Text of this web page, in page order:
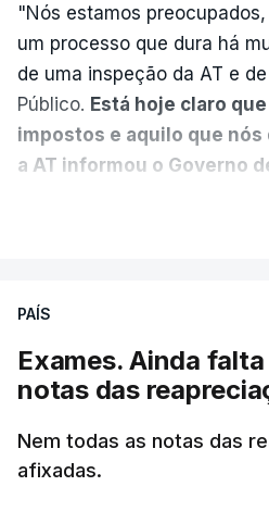
nega
tenha
onde
"Nós estamos
um processo que dura há
de uma inspeção da AT e
Público. Está hoje claro
impostos e aquilo que nós
a AT informou o Governo
risco de caducidade dos
barragens transmontanas
Engie, o PS questionou,
ministro de Estado e das
Miranda Sarmento, sobre o
PAÍS
Exames. Ainda
notas das
Nem todas as notas das
afixadas.